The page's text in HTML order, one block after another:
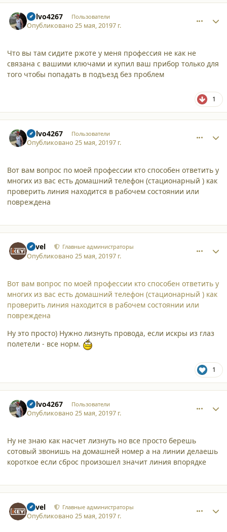
Volvo4267 Пользователи
Опубликовано25 мая, 20197 г.
Что вы там сидите ржоте у меня профессия не как не
связана с вашими ключами и купил ваш прибор только для
того чтобы попадать в подъезд без проблем
1
Volvo4267 Пользователи
Опубликовано25 мая, 20197 г.
Вот вам вопрос по моей профессии кто способен ответить у
многих из вас есть домашний телефон (стационарный ) как
проверить линия находится в рабочем состоянии или
повреждена
Pavel Главные администраторы
Опубликовано25 мая, 20197 г.
Вот вам вопрос по моей профессии кто способен ответить у
многих из вас есть домашний телефон (стационарный ) как
проверить линия находится в рабочем состоянии или
повреждена
Ну это просто) Нужно лизнуть провода, если искры из глаз
полетели - все норм.
1
Volvo4267 Пользователи
Опубликовано25 мая, 20197 г.
Ну не знаю как насчет лизнуть но все просто берешь
сотовый звонишь на домашней номер а на линии делаешь
короткое если сброс произошел значит линия впорядке
Pavel Главные администраторы
Опубликовано25 мая, 20197 г.